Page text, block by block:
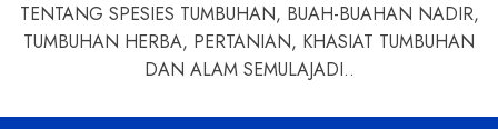
TENTANG SPESIES TUMBUHAN, BUAH-BUAHAN NADIR,
TUMBUHAN HERBA, PERTANIAN, KHASIAT TUMBUHAN
DAN ALAM SEMULAJADI..